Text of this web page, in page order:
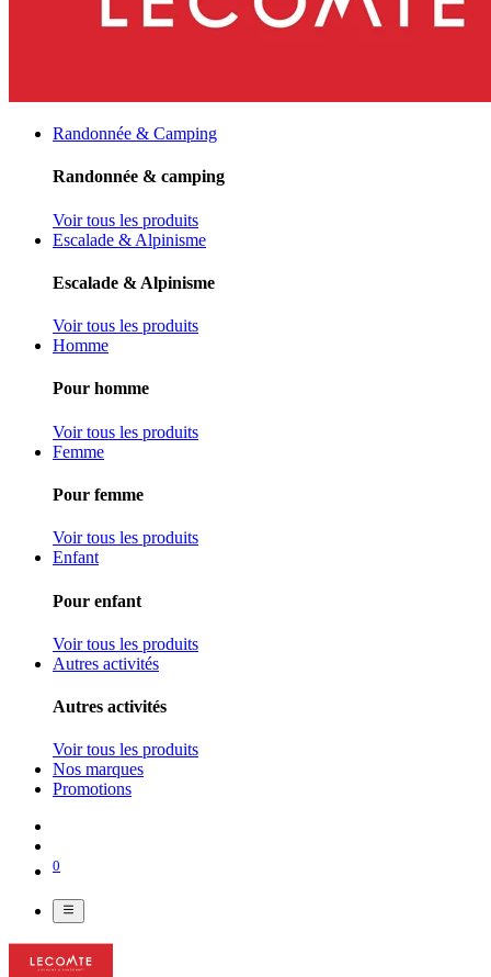
Randonnée & Camping
Randonnée & camping
Voir tous les produits
Escalade & Alpinisme
Escalade & Alpinisme
Voir tous les produits
Homme
Pour homme
Voir tous les produits
Femme
Pour femme
Voir tous les produits
Enfant
Pour enfant
Voir tous les produits
Autres activités
Autres activités
Voir tous les produits
Nos marques
Promotions
0